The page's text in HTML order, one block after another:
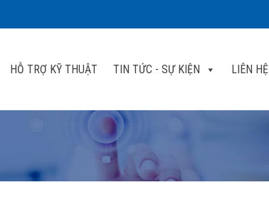
HỖ TRỢ KỸ THUẬT TIN TỨC - SỰ KIỆN LIÊN HỆ